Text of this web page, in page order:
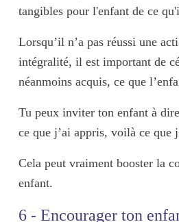
tangibles pour l'enfant de ce
Lorsqu’il n’a pas réussi une
intégralité, il est important de
néanmoins acquis, ce que
Tu peux inviter ton enfant à
ce que j’ai appris, voilà ce que
Cela peut vraiment booster la
enfant.
6 - Encourager ton